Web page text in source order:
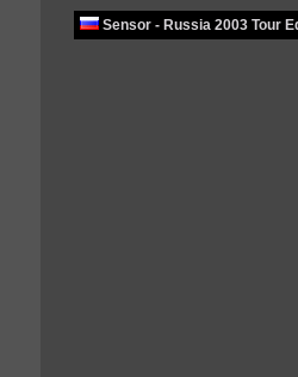
Sensor - Russia 2003 Tour